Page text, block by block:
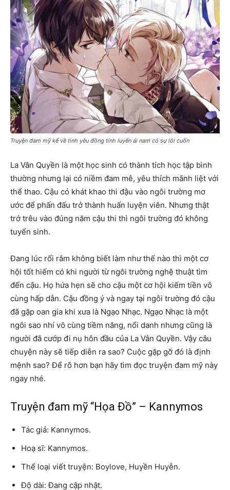
Truyện đam mỹ kể về tình yêu đồng tính luyến ái nam có sự lôi cuốn
La Vân Quyền là một học sinh có thành tích học tập bình
thường nhưng lại có niềm đam mê, yêu thích mãnh liệt với
thể thao. Cậu có khát khao thi đậu vào ngôi trường mơ
ước để phấn đấu trở thành huấn luyện viên. Nhưng thật
trớ trêu vào đúng năm cậu thi thì ngôi trường đó không
tuyển sinh.
Đang lúc rối rắm không biết làm như thế nào thì một cơ
hội tốt hiếm có khi người từ ngôi trường nghệ thuật tìm
đến cậu. Họ hứa hẹn sẽ cho cậu một cơ hội kiếm tiền vô
cùng hấp dẫn. Cậu đồng ý và ngay tại ngôi trường đó cậu
đã gặp oan gia khi xưa là Ngạo Nhạc. Ngạo Nhạc là một
ngôi sao nhí vô cùng tiềm năng, nổi danh nhưng cũng là
người đã cướp đi nụ hôn đầu của La Vân Quyền. Vậy câu
chuyện này sẽ tiếp diễn ra sao? Cuộc gặp gỡ đó là định
mệnh sao? Để rõ hơn bạn hãy tìm đọc truyện đam mỹ này
ngay nhé.
Truyện đam mỹ “Họa Đồ” – Kannymos
Tác giả: Kannymos.
Hoạ sĩ: Kannymos.
Thể loại viết truyện: Boylove, Huyền Huyễn.
Độ dài: Đang cập nhật.